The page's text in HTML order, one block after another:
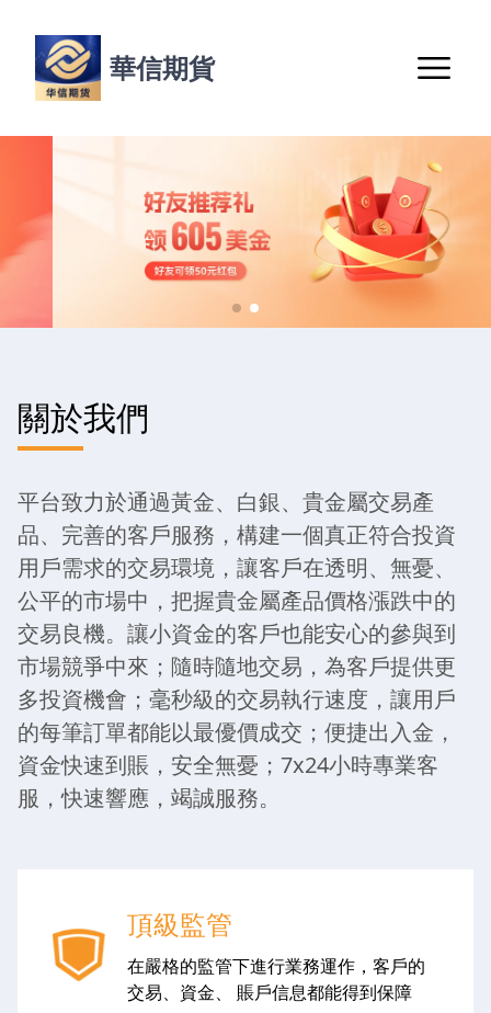
華信期貨
關於我們
平台致力於通過黃金、白銀、貴金屬交易產
品、完善的客戶服務，構建一個真正符合投資
用戶需求的交易環境，讓客戶在透明、無憂、
公平的市場中，把握貴金屬產品價格漲跌中的
交易良機。讓小資金的客戶也能安心的參與到
市場競爭中來；隨時隨地交易，為客戶提供更
多投資機會；毫秒級的交易執行速度，讓用戶
的每筆訂單都能以最優價成交；便捷出入金，
資金快速到賬，安全無憂；7x24小時專業客
服，快速響應，竭誠服務。
頂級監管
在嚴格的監管下進行業務運作，客戶的
交易、資金、 賬戶信息都能得到保障